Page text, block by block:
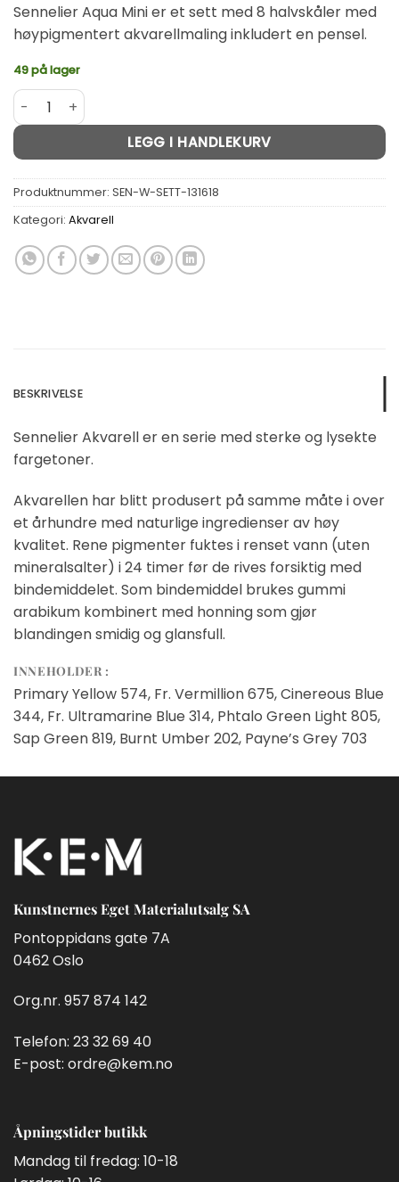
Sennelier Aqua Mini er et sett med 8 halvskåler med
høypigmentert akvarellmaling inkludert en pensel.
49 på lager
Sennelier sett akvarell Aqua-Mini 8stk halvskål antall
LEGG I HANDLEKURV
Alternative:
Produktnummer: SEN-W-SETT-131618
Kategori: Akvarell
BESKRIVELSE
Sennelier Akvarell er en serie med sterke og lysekte
fargetoner.
Akvarellen har blitt produsert på samme måte i over
et århundre med naturlige ingredienser av høy
kvalitet. Rene pigmenter fuktes i renset vann (uten
mineralsalter) i 24 timer før de rives forsiktig med
bindemiddelet. Som bindemiddel brukes gummi
arabikum kombinert med honning som gjør
blandingen smidig og glansfull.
INNEHOLDER :
Primary Yellow 574, Fr. Vermillion 675, Cinereous Blue
344, Fr. Ultramarine Blue 314, Phtalo Green Light 805,
Sap Green 819, Burnt Umber 202, Payne’s Grey 703
Kunstnernes Eget Materialutsalg SA
Pontoppidans gate 7A
0462 Oslo
Org.nr. 957 874 142
Telefon: 23 32 69 40
E-post: ordre@kem.no
Åpningstider butikk
Mandag til fredag: 10-18